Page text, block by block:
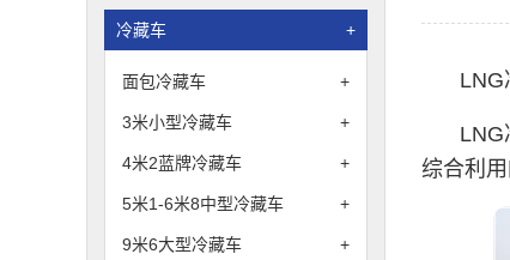
冷藏车 +
面包冷藏车 +
3米小型冷藏车 +
4米2蓝牌冷藏车 +
5米1-6米8中型冷藏车 +
9米6大型冷藏车 +
LNG
LNG
综合利